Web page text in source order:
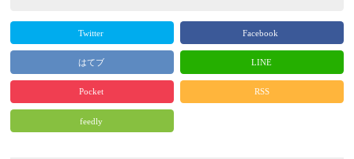
Twitter Facebook
はてブ LINE
Pocket RSS
feedly